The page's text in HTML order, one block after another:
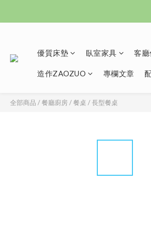
優質床墊 臥室家具 客
造作ZAOZUO 專欄文章
全部商品 / 餐廳廚房/ 餐桌 /長型餐桌